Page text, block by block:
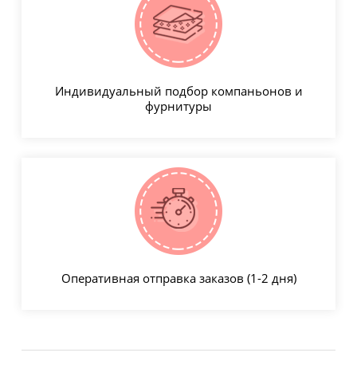
Индивидуальный подбор компаньонов и
фурнитуры
Оперативная отправка заказов (1-2 дня)